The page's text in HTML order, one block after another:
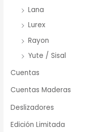
Lana
Lurex
Rayon
Yute / Sisal
Cuentas
Cuentas Maderas
Deslizadores
Edición Limitada